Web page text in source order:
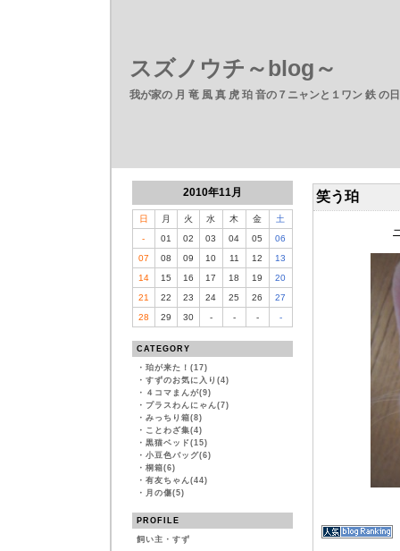
スズノウチ～blog～
我が家の 月 竜 風 真 虎 珀 音の７ニャンと１ワン 鉄 の
2010年11月
日 月 火 水 木 金
土
-
01 02 03 04 05
06
07
08 09 10 11 12
13
14
15 16 17 18 19
20
21
22 23 24 25 26
27
28
29 30 - - - -
CATEGORY
・ 珀が来た！(17)
・ すずのお気に入り(4)
・ ４コマまんが(9)
・ プラスわんにゃん(7)
・ みっちり箱(8)
・ ことわざ集(4)
・ 黒猫ベッド(15)
・ 小豆色バッグ(6)
・ 桐箱(6)
・ 有友ちゃん(44)
・ 月の傷(5)
PROFILE
飼い主・すず
笑う珀
ニカ